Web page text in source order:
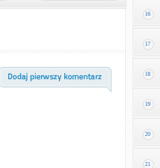
16
17
18
19
20
21